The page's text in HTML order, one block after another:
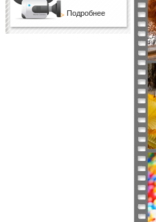
Подробнее